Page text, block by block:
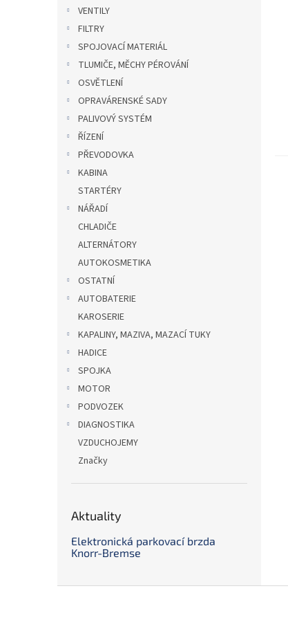
VENTILY
FILTRY
SPOJOVACÍ MATERIÁL
TLUMIČE, MĚCHY PÉROVÁNÍ
OSVĚTLENÍ
OPRAVÁRENSKÉ SADY
PALIVOVÝ SYSTÉM
ŘÍZENÍ
PŘEVODOVKA
KABINA
STARTÉRY
NÁŘADÍ
CHLADIČE
ALTERNÁTORY
AUTOKOSMETIKA
OSTATNÍ
AUTOBATERIE
KAROSERIE
KAPALINY, MAZIVA, MAZACÍ TUKY
HADICE
SPOJKA
MOTOR
PODVOZEK
DIAGNOSTIKA
VZDUCHOJEMY
Značky
Aktuality
Elektronická parkovací brzda
Knorr-Bremse